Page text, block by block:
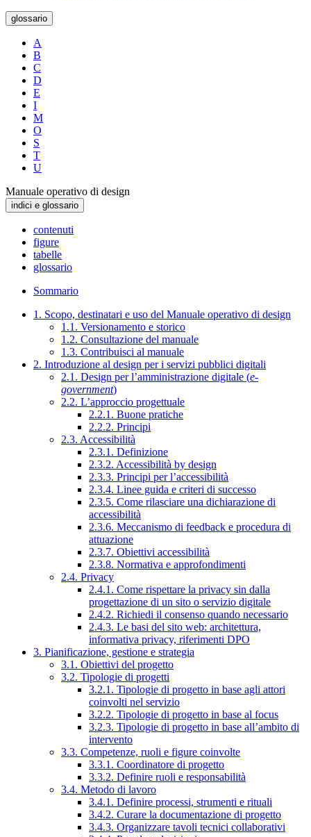
glossario
A
B
C
D
E
I
M
O
S
T
U
Manuale operativo di design
indici e glossario
contenuti
figure
tabelle
glossario
Sommario
1. Scopo, destinatari e uso del Manuale operativo di design
1.1. Versionamento e storico
1.2. Consultazione del manuale
1.3. Contribuisci al manuale
2. Introduzione al design per i servizi pubblici digitali
2.1. Design per l’amministrazione digitale (e-
government)
2.2. L’approccio progettuale
2.2.1. Buone pratiche
2.2.2. Principi
2.3. Accessibilità
2.3.1. Definizione
2.3.2. Accessibilità by design
2.3.3. Principi per l’accessibilità
2.3.4. Linee guida e criteri di successo
2.3.5. Come rilasciare una dichiarazione di
accessibilità
2.3.6. Meccanismo di feedback e procedura di
attuazione
2.3.7. Obiettivi accessibilità
2.3.8. Normativa e approfondimenti
2.4. Privacy
2.4.1. Come rispettare la privacy sin dalla
progettazione di un sito o servizio digitale
2.4.2. Richiedi il consenso quando necessario
2.4.3. Le basi del sito web: architettura,
informativa privacy, riferimenti DPO
3. Pianificazione, gestione e strategia
3.1. Obiettivi del progetto
3.2. Tipologie di progetti
3.2.1. Tipologie di progetto in base agli attori
coinvolti nel servizio
3.2.2. Tipologie di progetto in base al focus
3.2.3. Tipologie di progetto in base all’ambito di
intervento
3.3. Competenze, ruoli e figure coinvolte
3.3.1. Coordinatore di progetto
3.3.2. Definire ruoli e responsabilità
3.4. Metodo di lavoro
3.4.1. Definire processi, strumenti e rituali
3.4.2. Curare la documentazione di progetto
3.4.3. Organizzare tavoli tecnici collaborativi